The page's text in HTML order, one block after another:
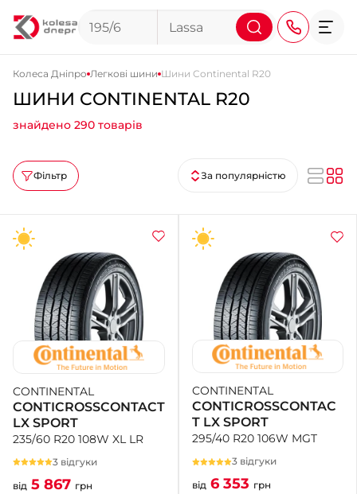
+38 (095) 276-44-44
+38 (067) 911-14-14
- на Щепкіна
+38 (098) 911-911-0
- на Тополі
+38 (098) 911-911-4
- на Калиновій
+38 (077) 7-184-184
- Донецьке шосе
+38 (050)-911-911-2
- Щепкіна
+38 (099)-643-33-77
- Тополь
+38 (068)-923-74-19
- Калинова
Колеса Дніпро Легкові шини Шини Continental R20
ШИНИ CONTINENTAL R20
знайдено 290 товарів
Фільтр За популярністю
CONTINENTAL
CONTICROSSCONTACT
LX SPORT
235/60 R20 108W XL LR
3 відгуки
від 5 867 грн
CONTINENTAL
CONTICROSSCONTAC
T LX SPORT
295/40 R20 106W MGT
3 відгуки
від 6 353 грн